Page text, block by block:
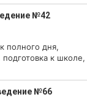
№42
полного дня,
к школе,
№66